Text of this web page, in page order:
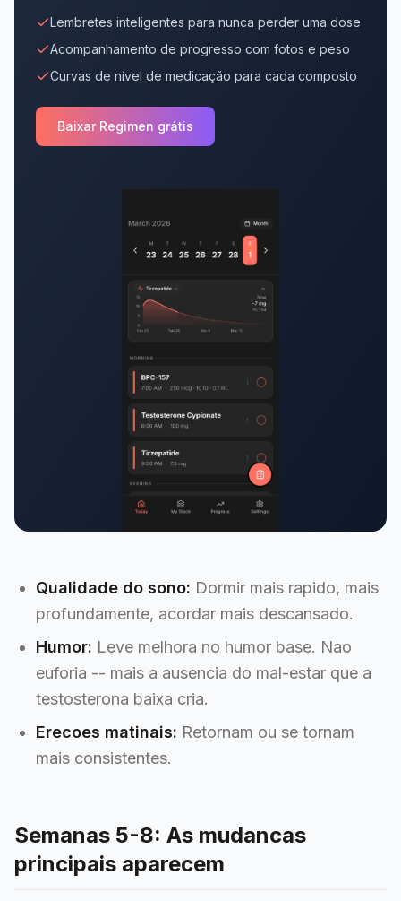
Lembretes inteligentes para nunca perder uma dose
Acompanhamento de progresso com fotos e peso
Curvas de nível de medicação para cada composto
Baixar Regimen grátis
Qualidade do sono: Dormir mais rapido, mais
profundamente, acordar mais descansado.
Humor: Leve melhora no humor base. Nao
euforia -- mais a ausencia do mal-estar que a
testosterona baixa cria.
Erecoes matinais: Retornam ou se tornam
mais consistentes.
Semanas 5-8: As mudancas
principais aparecem